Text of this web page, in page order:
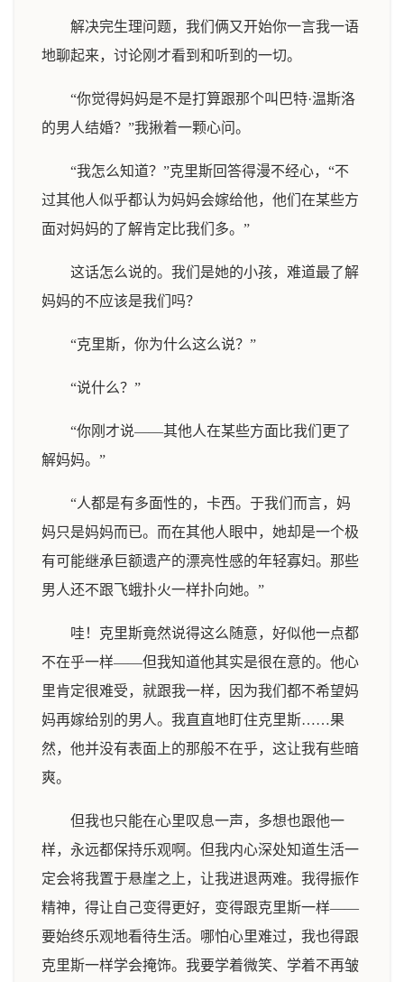
解决完生理问题，我们俩又开始你一言我一语
地聊起来，讨论刚才看到和听到的一切。
“你觉得妈妈是不是打算跟那个叫巴特·温斯洛
的男人结婚？”我揪着一颗心问。
“我怎么知道？”克里斯回答得漫不经心，“不
过其他人似乎都认为妈妈会嫁给他，他们在某些方
面对妈妈的了解肯定比我们多。”
这话怎么说的。我们是她的小孩，难道最了解
妈妈的不应该是我们吗？
“克里斯，你为什么这么说？”
“说什么？”
“你刚才说——其他人在某些方面比我们更了
解妈妈。”
“人都是有多面性的，卡西。于我们而言，妈
妈只是妈妈而已。而在其他人眼中，她却是一个极
有可能继承巨额遗产的漂亮性感的年轻寡妇。那些
男人还不跟飞蛾扑火一样扑向她。”
哇！克里斯竟然说得这么随意，好似他一点都
不在乎一样——但我知道他其实是很在意的。他心
里肯定很难受，就跟我一样，因为我们都不希望妈
妈再嫁给别的男人。我直直地盯住克里斯……果
然，他并没有表面上的那般不在乎，这让我有些暗
爽。
但我也只能在心里叹息一声，多想也跟他一
样，永远都保持乐观啊。但我内心深处知道生活一
定会将我置于悬崖之上，让我进退两难。我得振作
精神，得让自己变得更好，变得跟克里斯一样——
要始终乐观地看待生活。哪怕心里难过，我也得跟
克里斯一样学会掩饰。我要学着微笑、学着不再皱